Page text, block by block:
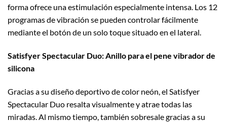
forma ofrece una estimulación especialmente intensa. Los 12
programas de vibración se pueden controlar fácilmente
mediante el botón de un solo toque situado en el lateral.
Satisfyer Spectacular Duo: Anillo para el pene vibrador de
silicona
Gracias a su diseño deportivo de color neón, el Satisfyer
Spectacular Duo resalta visualmente y atrae todas las
miradas. Al mismo tiempo, también sobresale gracias a su